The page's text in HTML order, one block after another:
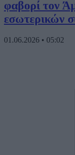
φαβορί τον
εσωτερικών
01.06.2026 • 05:02